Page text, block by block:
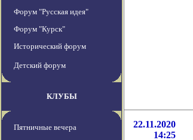
Форум "Русская идея"
Форум "Курск"
Исторический форум
Детский форум
КЛУБЫ
Пятничные вечера
22.11.2020
14:25